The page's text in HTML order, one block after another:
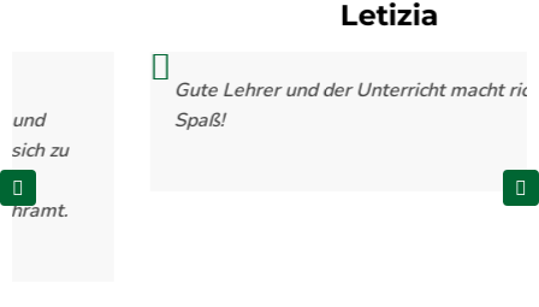
Gute Lehrer und der Unterricht macht richtig